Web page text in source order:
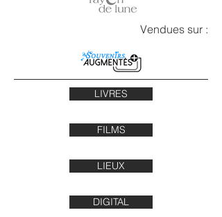
Vendues sur :
LIVRES
FILMS
LIEUX
DIGITAL